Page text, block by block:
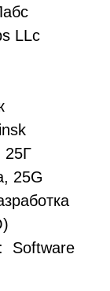
LLc
25Г
25G
Software